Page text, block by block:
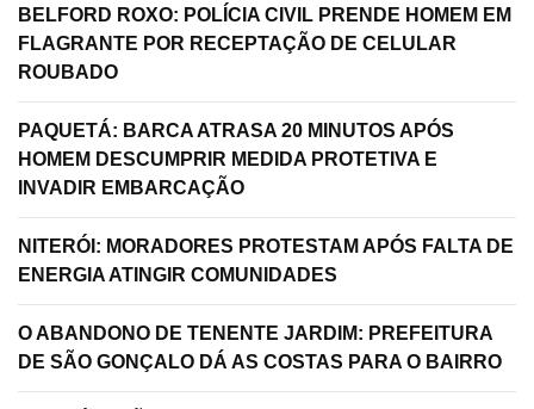
BELFORD ROXO: POLÍCIA CIVIL PRENDE HOMEM EM
FLAGRANTE POR RECEPTAÇÃO DE CELULAR
ROUBADO
PAQUETÁ: BARCA ATRASA 20 MINUTOS APÓS
HOMEM DESCUMPRIR MEDIDA PROTETIVA E
INVADIR EMBARCAÇÃO
NITERÓI: MORADORES PROTESTAM APÓS FALTA DE
ENERGIA ATINGIR COMUNIDADES
O ABANDONO DE TENENTE JARDIM: PREFEITURA
DE SÃO GONÇALO DÁ AS COSTAS PARA O BAIRRO